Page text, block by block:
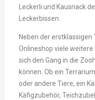
Leckerli und Kausnack
Leckerbissen.
Neben der
Onlineshop viele
sich den Gang in die
können. Ob ein
oder andere Tiere, ein
Käfigzubehör,